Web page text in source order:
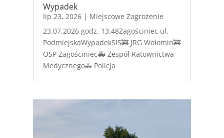
Wypadek
lip 23, 2026 | Miejscowe Zagrożenie
23.07.2026 godz. 13:48Zagościniec ul.
PodmiejskaWypadekSIS🚒 JRG Wołomin🚒
OSP Zagościniec🚑 Zespół Ratownictwa
Medycznego🚓 Policja